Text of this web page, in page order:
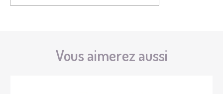
Vous aimerez aussi